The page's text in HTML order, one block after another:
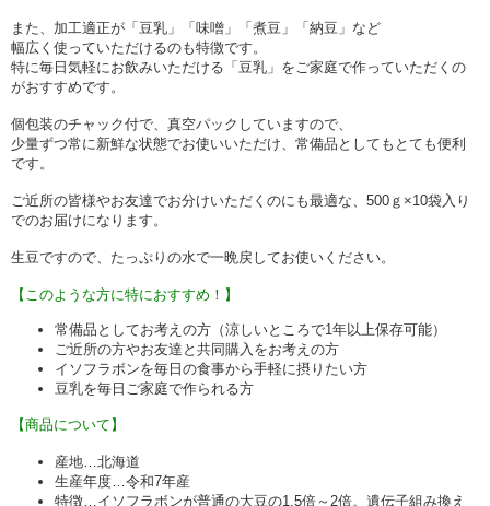
また、加工適正が「豆乳」「味噌」「煮豆」「納豆」など
幅広く使っていただけるのも特徴です。
特に毎日気軽にお飲みいただける「豆乳」をご家庭で作っていただくの
がおすすめです。
個包装のチャック付で、真空パックしていますので、
少量ずつ常に新鮮な状態でお使いいただけ、常備品としてもとても便利
です。
ご近所の皆様やお友達でお分けいただくのにも最適な、500ｇ×10袋入り
でのお届けになります。
生豆ですので、たっぷりの水で一晩戻してお使いください。
【このような方に特におすすめ！】
常備品としてお考えの方（涼しいところで1年以上保存可能）
ご近所の方やお友達と共同購入をお考えの方
イソフラボンを毎日の食事から手軽に摂りたい方
豆乳を毎日ご家庭で作られる方
【商品について】
産地…北海道
生産年度… 令和7年産
特徴…イソフラボンが普通の大豆の1.5倍～2倍。遺伝子組み換え